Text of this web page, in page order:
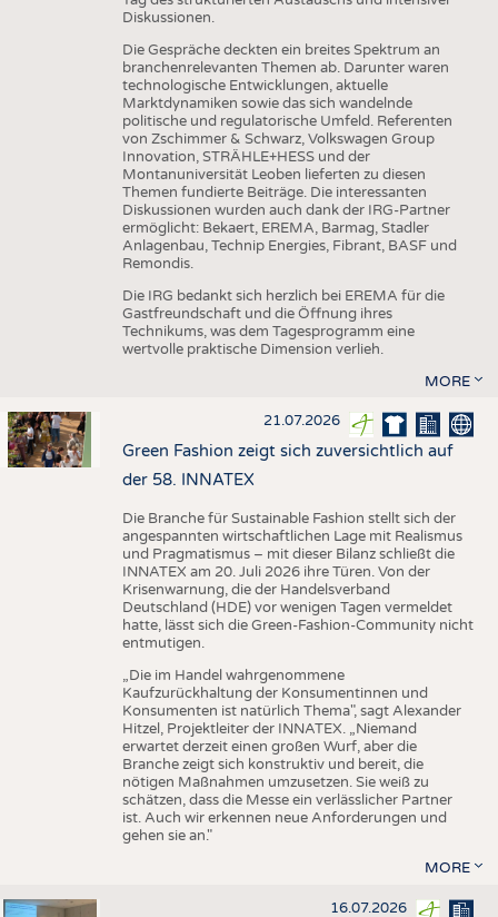
Diskussionen.
Die Gespräche deckten ein breites Spektrum an
branchenrelevanten Themen ab. Darunter waren
technologische Entwicklungen, aktuelle
Marktdynamiken sowie das sich wandelnde
politische und regulatorische Umfeld. Referenten
von Zschimmer & Schwarz, Volkswagen Group
Innovation, STRÄHLE+HESS und der
Montanuniversität Leoben lieferten zu diesen
Themen fundierte Beiträge. Die interessanten
Diskussionen wurden auch dank der IRG-Partner
ermöglicht: Bekaert, EREMA, Barmag, Stadler
Anlagenbau, Technip Energies, Fibrant, BASF und
Remondis.
Die IRG bedankt sich herzlich bei EREMA für die
Gastfreundschaft und die Öffnung ihres
Technikums, was dem Tagesprogramm eine
wertvolle praktische Dimension verlieh.
MORE
21.07.2026
Green Fashion zeigt sich zuversichtlich auf
der 58. INNATEX
Die Branche für Sustainable Fashion stellt sich der
angespannten wirtschaftlichen Lage mit Realismus
und Pragmatismus – mit dieser Bilanz schließt die
INNATEX am 20. Juli 2026 ihre Türen. Von der
Krisenwarnung, die der Handelsverband
Deutschland (HDE) vor wenigen Tagen vermeldet
hatte, lässt sich die Green-Fashion-Community nicht
entmutigen.
„Die im Handel wahrgenommene
Kaufzurückhaltung der Konsumentinnen und
Konsumenten ist natürlich Thema", sagt Alexander
Hitzel, Projektleiter der INNATEX. „Niemand
erwartet derzeit einen großen Wurf, aber die
Branche zeigt sich konstruktiv und bereit, die
nötigen Maßnahmen umzusetzen. Sie weiß zu
schätzen, dass die Messe ein verlässlicher Partner
ist. Auch wir erkennen neue Anforderungen und
gehen sie an."
MORE
16.07.2026